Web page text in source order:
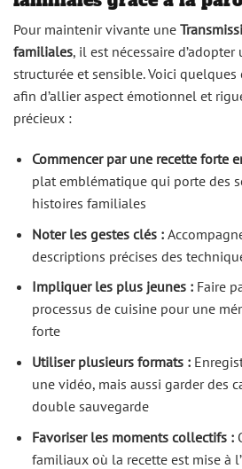
Pour maintenir vivante une
familiales, il est nécessaire
structurée et sensible. Voici
afin d’allier aspect émotionnel et
précieux :
Commencer par une recette forte
plat emblématique qui porte des
histoires familiales
Noter les gestes clés :
descriptions précises des
Impliquer les plus jeunes : Faire
processus de cuisine pour une
forte
Utiliser plusieurs formats :
une vidéo, mais aussi garder des
double sauvegarde
Favoriser les moments collectifs :
familiaux où la recette est mise à